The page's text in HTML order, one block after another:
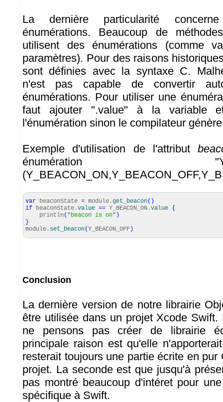
La dernière particularité
énumérations. Beaucoup de
utilisent des énumérations (comme
paramètres). Pour des raisons
sont définies avec la syntaxe C.
n'est pas capable de convertir
énumérations. Pour utiliser une
faut ajouter ".value" à la variable
l'énumération sinon le compilateur
Exemple d'utilisation de l'attribut
énumération
var beaconState = module.get_beacon( )
if beaconState.value == Y_BEACON_ON.value {
println ( "beacon is on" )
}
module. set_beacon(Y_BEACON_OFF )
Conclusion
La dernière version de notre librairie
être utilisée dans un projet Xcode Swift.
ne pensons pas créer de librairie
principale raison est qu'elle
resterait toujours une partie écrite en pur
projet. La seconde est que jusqu'à
pas montré beaucoup d'intéret pour
spécifique à Swift.